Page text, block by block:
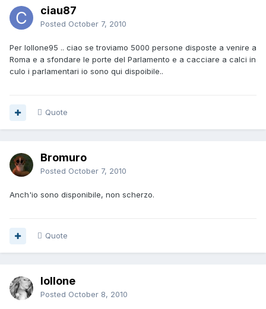
ciau87
Posted October 7, 2010
Per lollone95 .. ciao se troviamo 5000 persone disposte a venire a
Roma e a sfondare le porte del Parlamento e a cacciare a calci in
culo i parlamentari io sono qui dispoibile..
Quote
Bromuro
Posted October 7, 2010
Anch'io sono disponibile, non scherzo.
Quote
lollone
Posted October 8, 2010